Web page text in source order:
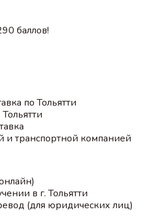
баллов!
по Тольятти
и транспортной компанией
в г. Тольятти
(для юридических лиц)